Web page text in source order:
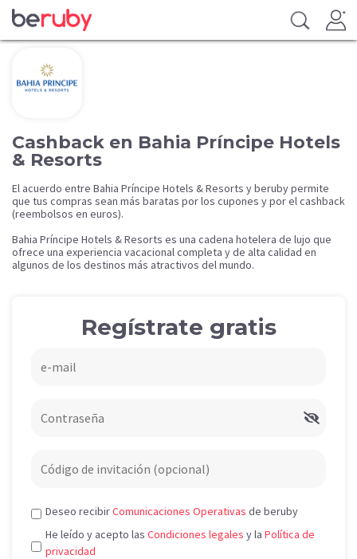
Cashback en Bahia Príncipe Hotels
& Resorts
El acuerdo entre Bahia Príncipe Hotels & Resorts y beruby permite
que tus compras sean más baratas por los cupones y por el cashback
(reembolsos en euros).
Bahia Príncipe Hotels & Resorts es una cadena hotelera de lujo que
ofrece una experiencia vacacional completa y de alta calidad en
algunos de los destinos más atractivos del mundo.
Regístrate gratis
Deseo recibirComunicaciones Operativas de beruby
He leído y acepto las Condiciones legales y la Política de
privacidad